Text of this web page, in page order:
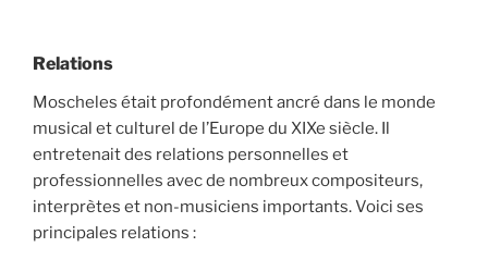
Relations
Moscheles était profondément ancré dans le monde
musical et culturel de l’Europe du XIXe siècle. Il
entretenait des relations personnelles et
professionnelles avec de nombreux compositeurs,
interprètes et non-musiciens importants. Voici ses
principales relations :